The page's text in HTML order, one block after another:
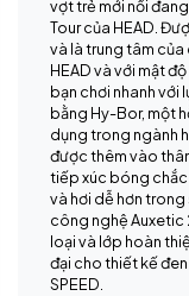
vợt trẻ mới nổi
Tour của HEAD.
và là trung tâm
HEAD và với mật
bạn chơi nhanh với
bằng Hy-Bor, một
dụng trong ngành
được thêm vào
tiếp xúc bóng chắc
và hơi dễ hơn trong
công nghệ Auxetic
loại và lớp hoàn
đại cho thiết kế
SPEED.